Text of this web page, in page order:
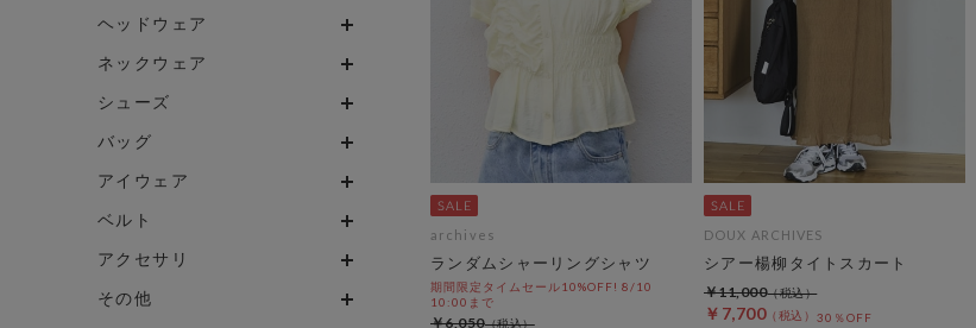
ヘッドウェア
ネックウェア
シューズ
バッグ
アイウェア
ベルト
アクセサリ
その他
archives
ランダムシャーリングシャツ
期間限定タイムセール10%OFF! 8/10
10:00まで
￥6,050
DOUX ARCHIVES
シアー楊柳タイトスカート
￥7,700 30％OFF
￥11,000